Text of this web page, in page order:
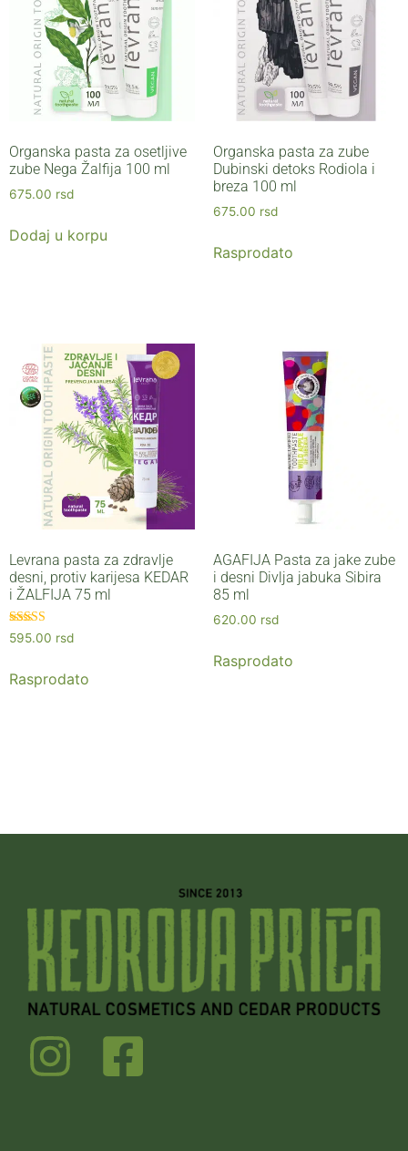
Organska pasta za osetljive
zube Nega Žalfija 100 ml
675.00 rsd
Dodaj u korpu
Organska pasta za zube
Dubinski detoks Rodiola i
breza 100 ml
675.00 rsd
Rasprodato
Levrana pasta za zdravlje
desni, protiv karijesa KEDAR
i ŽALFIJA 75 ml
Ocenjeno sa
5.00
595.00 rsd
Rasprodato
AGAFIJA Pasta za jake zube
i desni Divlja jabuka Sibira
85 ml
620.00 rsd
Rasprodato